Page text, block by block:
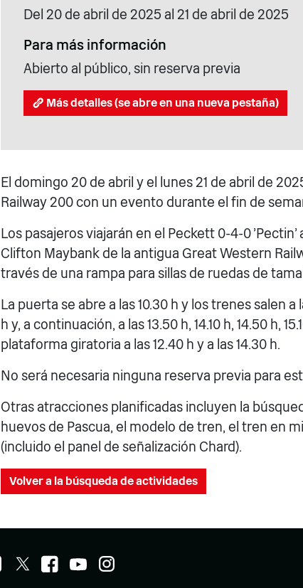
Del 20 de abril de 2025 al 21 de abril de 2025
Para más información
Abierto al público, sin reserva previa
Más detalles (se abre en una nueva pestaña)
El domingo 20 de abril y el lunes 21 de abril de
Railway 200 con un evento durante el fin de
Los pasajeros viajarán en el Peckett 0-4-0 'Pectin'
Clifton Maybank de la antigua Great Western
través de una rampa para sillas de ruedas de
La puerta se abre a las 10.30 h y los trenes salen a
h y, a continuación, a las 13.50 h, 14.10 h, 14.50 h,
plataforma giratoria a las 12.40 h y a las 14.30 h.
No será necesaria ninguna reserva previa para
Otras atracciones planificadas incluyen la
huevos de Pascua, el modelo de tren, el tren en
(incluido el panel de señalización Chard).
Volver a la búsqueda de actividades